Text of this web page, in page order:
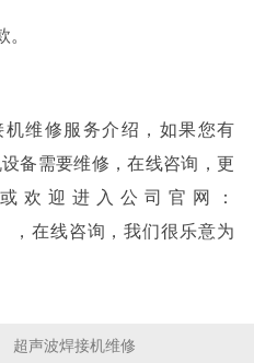
机维修服务介绍，如果您有
备需要维修，在线咨询，更
欢迎进入公司官网：
，在线咨询，我们很乐意为
超声波焊接机维修